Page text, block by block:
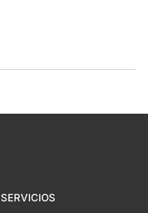
SERVICIOS